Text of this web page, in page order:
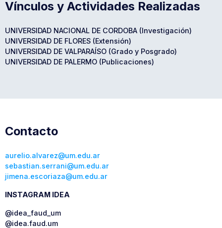
Vínculos y Actividades Realizadas
UNIVERSIDAD NACIONAL DE CORDOBA (Investigación)
UNIVERSIDAD DE FLORES (Extensión)
UNIVERSIDAD DE VALPARAÍSO (Grado y Posgrado)
UNIVERSIDAD DE PALERMO (Publicaciones)
Contacto
aurelio.alvarez@um.edu.ar
sebastian.serrani@um.edu.ar
jimena.escoriaza@um.edu.ar
INSTAGRAM IDEA
@idea_faud_um
@idea.faud.um